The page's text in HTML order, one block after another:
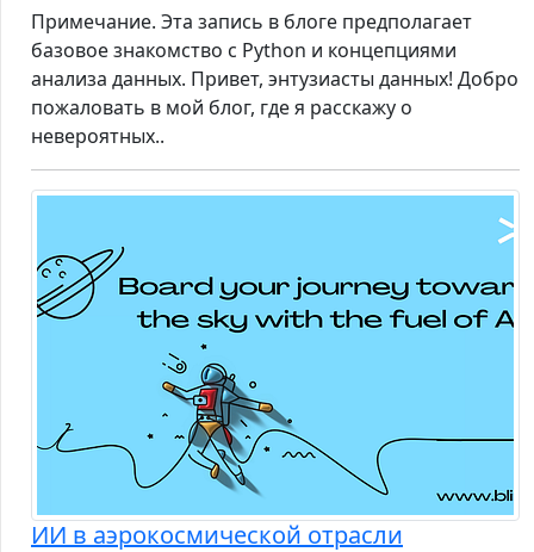
Примечание. Эта запись в блоге предполагает
базовое знакомство с Python и концепциями
анализа данных. Привет, энтузиасты данных! Добро
пожаловать в мой блог, где я расскажу о
невероятных..
ИИ в аэрокосмической отрасли